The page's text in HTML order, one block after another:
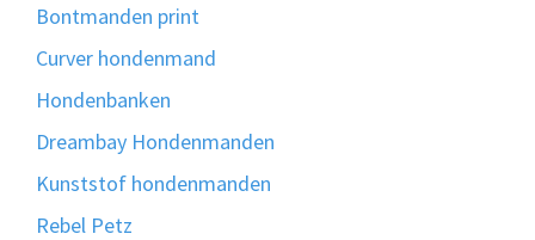
Bontmanden print
Curver hondenmand
Hondenbanken
Dreambay Hondenmanden
Kunststof hondenmanden
Rebel Petz